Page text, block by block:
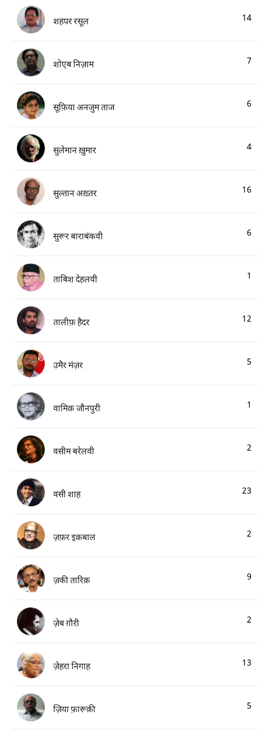
शहपर रसूल 14
शोएब निज़ाम 7
सूफ़िया अनजुम ताज 6
सुलेमान ख़ुमार 4
सुल्तान अख़्तर 16
सुरूर बाराबंकवी 6
ताबिश देहलवी 1
तालीफ़ हैदर 12
उमैर मंज़र 5
वामिक़ जौनपुरी 1
वसीम बरेलवी 2
वसी शाह 23
ज़फ़र इक़बाल 2
ज़की तारिक़ 9
ज़ेब ग़ौरी 2
ज़ेहरा निगाह 13
ज़िया फ़ारूक़ी 5